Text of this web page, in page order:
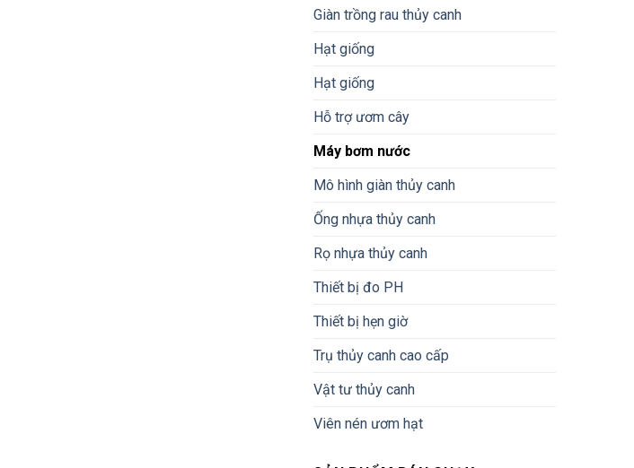
Giàn trồng rau thủy canh
Hạt giống
Hạt giống
Hỗ trợ ươm cây
Máy bơm nước
Mô hình giàn thủy canh
Ống nhựa thủy canh
Rọ nhựa thủy canh
Thiết bị đo PH
Thiết bị hẹn giờ
Trụ thủy canh cao cấp
Vật tư thủy canh
Viên nén ươm hạt